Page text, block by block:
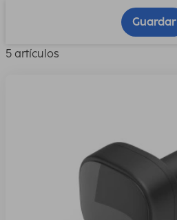
Guardar
5 artículos